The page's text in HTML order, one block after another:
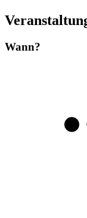
Wann?